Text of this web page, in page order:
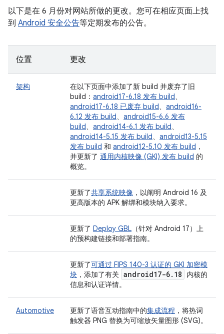
以下是在 6 月份对网站所做的更改。您可在相应页面上找
到 Android 安全公告等定期发布的公告。
位置 更改
架构
在以下页面中添加了新 build 并废弃了旧
build： android17-6.18 发布 build、
android17-6.18 已废弃 build、 android16-
6.12 发布 build、 android15-6.6 发布
build、 android14-6.1 发布 build、
android14-5.15 发布 build、 android13-5.15
发布 build 和 android12-5.10 发布 build ，
并更新了 通用内核映像 (GKI) 发布 build 的
概览。
更新了共享系统映像 ，以阐明 Android 16 及
更高版本的 APK 解绑和模块纳入要求。
更新了 Deploy GBL （针对 Android 17）上
的预构建链接和部署指南。
更新了可通过 FIPS 140-3 认证的 GKI 加密模
块 ，添加了有关 android17-6. 18
内核的
信息和认证详情。
Automotive 更新了语音互动指南中的集成流程 ，将热词
触发器 PNG 替换为可缩放矢量图形 (SVG)。